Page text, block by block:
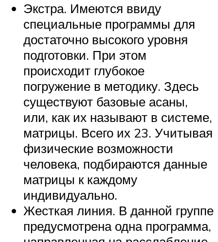
Экстра. Имеются ввиду
специальные программы для
достаточно высокого уровня
подготовки. При этом
происходит глубокое
погружение в методику. Здесь
существуют базовые асаны,
или, как их называют в системе,
матрицы. Всего их 23. Учитывая
физические возможности
человека, подбираются данные
матрицы к каждому
индивидуально.
Жесткая линия. В данной группе
предусмотрена одна программа,